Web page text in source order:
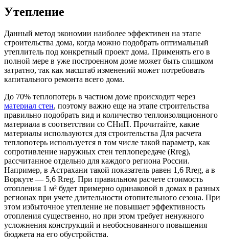
Утепление
Данный метод экономии наиболее эффективен на этапе
строительства дома, когда можно подобрать оптимальный
утеплитель под конкретный проект дома. Применять его в
полной мере в уже построенном доме может быть слишком
затратно, так как масштаб изменений может потребовать
капитального ремонта всего дома.
До 70% теплопотерь в частном доме происходит через
материал стен, поэтому важно еще на этапе строительства
правильно подобрать вид и количество теплоизоляционного
материала в соответствии со СНиП. Прочитайте, какие
материалы используются для строительства Для расчета
теплопотерь используется в том числе такой параметр, как
сопротивление наружных стен теплопередаче (Rreg),
рассчитанное отдельно для каждого региона России.
Например, в Астрахани такой показатель равен 1,6 Rreg, а в
Воркуте — 5,6 Rreg. При правильном расчете стоимость
отопления 1 м² будет примерно одинаковой в домах в разных
регионах при учете длительности отопительного сезона. При
этом избыточное утепление не повышает эффективность
отопления существенно, но при этом требует ненужного
усложнения конструкций и необоснованного повышения
бюджета на его обустройства.